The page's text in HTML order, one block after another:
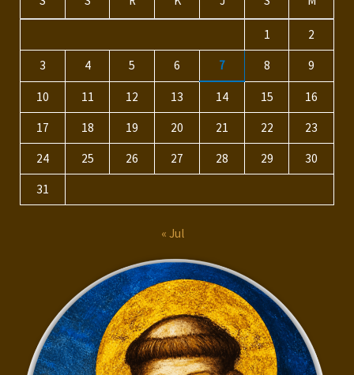
1 2
3 4 5 6 7 8 9
10 11 12 13 14 15 16
17 18 19 20 21 22 23
24 25 26 27 28 29 30
31
« Jul